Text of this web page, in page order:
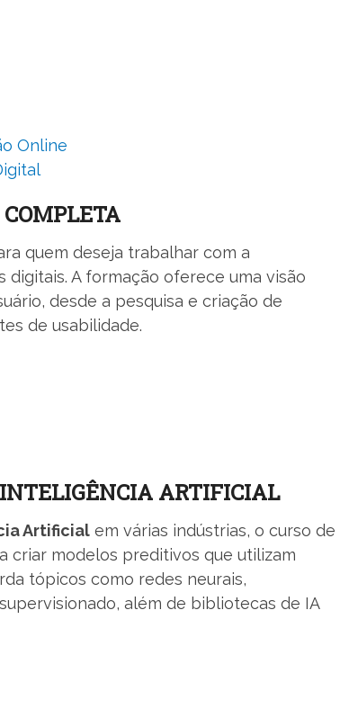
Online
quem deseja trabalhar com a
A formação oferece uma visão
desde a pesquisa e criação de
de usabilidade.
ARTIFICIAL
Artificial em várias indústrias, o curso de
criar modelos preditivos que utilizam
tópicos como redes neurais,
além de bibliotecas de IA